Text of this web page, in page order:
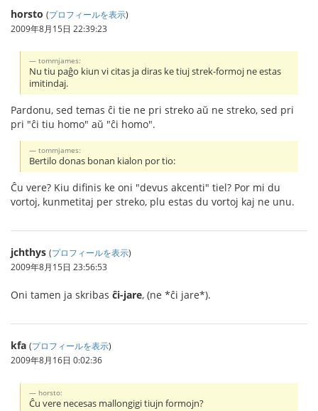
horsto (プロフィールを表示)
2009年8月15日 22:39:23
tommjames:
Nu tiu paĝo kiun vi citas ja diras ke tiuj strek-formoj ne estas
imitindaj.
Pardonu, sed temas ĉi tie ne pri streko aŭ ne streko, sed pri
pri "ĉi tiu homo" aŭ "ĉi homo".
tommjames:
Bertilo donas bonan kialon por tio:
Ĉu vere? Kiu difinis ke oni "devus akcenti" tiel? Por mi du
vortoj, kunmetitaj per streko, plu estas du vortoj kaj ne unu.
jchthys (プロフィールを表示)
2009年8月15日 23:56:53
Oni tamen ja skribas ĉi-jare, (ne *ĉi jare*).
kfa (プロフィールを表示)
2009年8月16日 0:02:36
horsto:
Ĉu vere necesas mallongigi tiujn formojn?